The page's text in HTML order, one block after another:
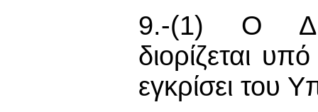
9.-(1) Ο
διορίζεται
εγκρίσει του